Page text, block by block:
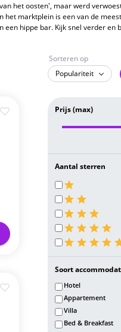
het oosten', maar werd
het marktplein is een van de
een hippe bar. Kijk snel verder en
Sorteren op
Populariteit
Prijs (max)
Aantal sterren
Soort
Hotel
Appartement
Villa
Bed & Breakfast